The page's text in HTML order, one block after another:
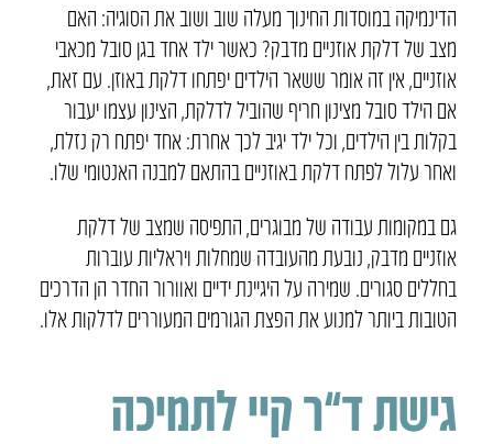
הדינמיקה במוסדות החינוך מעלה שוב ושוב את הסוגיה: האם
מצב של דלקת אוזניים מדבק? כאשר ילד אחד בגן סובל מכאבי
אוזניים, אין זה אומר ששאר הילדים יפתחו דלקת באוזן. עם זאת,
אם הילד סובל מצינון חריף שהוביל לדלקת, הצינון עצמו יעבור
בקלות בין הילדים, וכל ילד יגיב לכך אחרת: אחד יפתח רק נזלת,
ואחר עלול לפתח דלקת באוזניים בהתאם למבנה האנטומי שלו.
גם במקומות עבודה של מבוגרים, התפיסה שמצב של דלקת
אוזניים מדבק, נובעת מהעובדה שמחלות ויראליות עוברות
בחללים סגורים. שמירה על היגיינת ידיים ואוורור החדר הן הדרכים
הטובות ביותר למנוע את הפצת הגורמים המעוררים לדלקות אלו.
גישת ד”ר קיי לתמיכה